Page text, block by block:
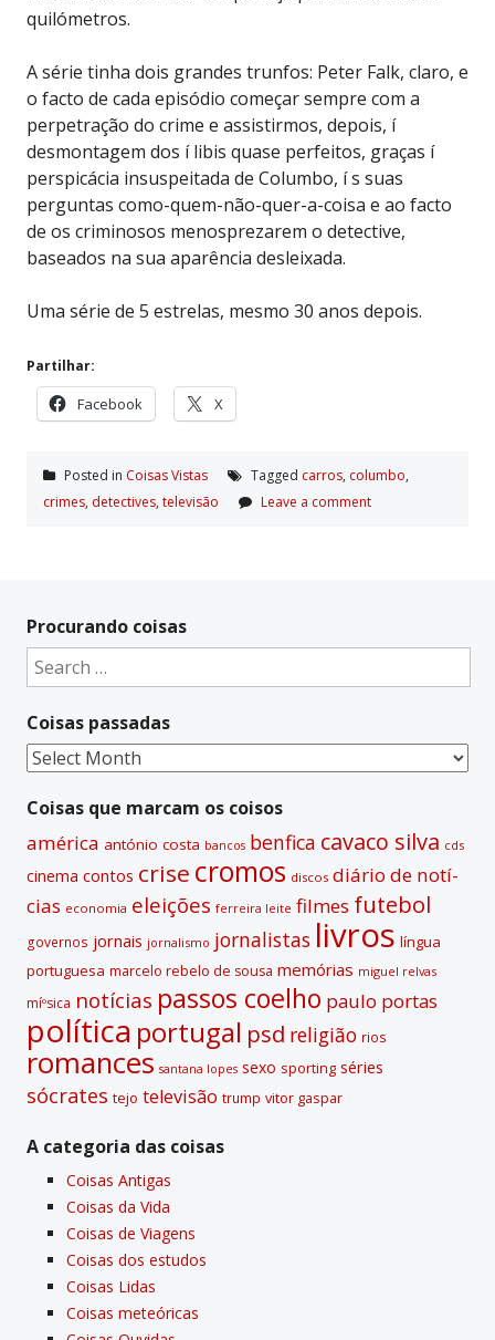
quilómetros.
A série tinha dois grandes trunfos: Peter Falk, claro, e
o facto de cada episódio começar sempre com a
perpetração do crime e assistirmos, depois, í
desmontagem dos í libis quase perfeitos, graças í
perspicácia insuspeitada de Columbo, í s suas
perguntas como-quem-não-quer-a-coisa e ao facto
de os criminosos menosprezarem o detective,
baseados na sua aparência desleixada.
Uma série de 5 estrelas, mesmo 30 anos depois.
Partilhar:
Facebook X
Posted in Coisas Vistas Tagged carros, columbo,
crimes, detectives, televisão Leave a comment
Procurando coisas
Search
for:
Coisas passadas
Coisas
Coisas que marcam os coisos
américa antónio costa bancos benfica cavaco silva cds
cinema contos crise cromos discos diário de notí­
cias economia eleições ferreira leite filmes futebol
governos jornais jornalismo jornalistas livros lí­ngua
portuguesa marcelo rebelo de sousa memórias miguel relvas
míºsica notí­cias passos coelho paulo portas
polí­tica portugal psd religião rios
romances santana lopes sexo sporting séries
sócrates tejo televisão trump vitor gaspar
A categoria das coisas
Coisas Antigas
Coisas da Vida
Coisas de Viagens
Coisas dos estudos
Coisas Lidas
Coisas meteóricas